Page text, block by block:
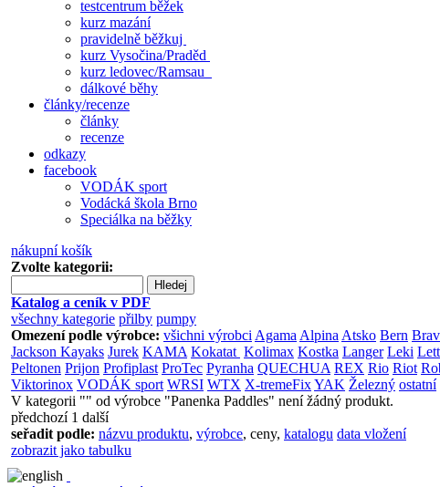
testcentrum běžek
kurz mazání
pravidelně běžkuj
kurz Vysočina/Praděd
kurz ledovec/Ramsau
dálkové běhy
články/recenze
články
recenze
odkazy
facebook
VODÁK sport
Vodácká škola Brno
Speciálka na běžky
nákupní košík
Zvolte kategorii:
Hledej
Katalog a ceník v PDF
všechny kategorie přilby pumpy
Omezení podle výrobce: všichni výrobci Agama Alpina Atsko Bern
Jackson Kayaks Jurek KAMA Kokatat Kolimax Kostka Langer Leki
Peltonen Prijon Profiplast ProTec Pyranha QUECHUA REX Rio Riot
Viktorinox VODÁK sport WRSI WTX X-tremeFixYAK Železný ostatní
V kategorii "" od výrobce "Panenka Paddles" není žádný produkt.
předchozí 1 další
seřadit podle: názvu produktu, výrobce, ceny, katalogu data vložení
zobrazit jako tabulku